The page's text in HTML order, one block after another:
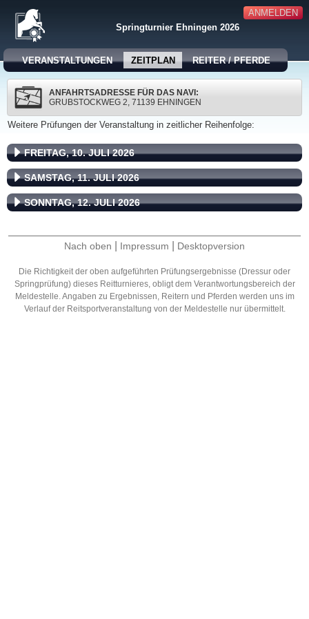
ANMELDEN
Springturnier Ehningen 2026
VERANSTALTUNGEN ZEITPLAN REITER / PFERDE
ANFAHRTSADRESSE FÜR DAS NAVI:
GRUBSTOCKWEG 2, 71139 EHNINGEN
Weitere Prüfungen der Veranstaltung in zeitlicher Reihenfolge:
FREITAG, 10. JULI 2026
SAMSTAG, 11. JULI 2026
SONNTAG, 12. JULI 2026
Nach oben Impressum Desktopversion
Die Richtigkeit der oben aufgeführten Prüfungsergebnisse (Dressur oder
Springprüfung) dieses Reitturnieres, obligt dem Verantwortungsbereich der
Meldestelle. Angaben zu Ergebnissen, Reitern und Pferden werden uns im
Verlauf der Reitsportveranstaltung von der Meldestelle nur übermittelt.